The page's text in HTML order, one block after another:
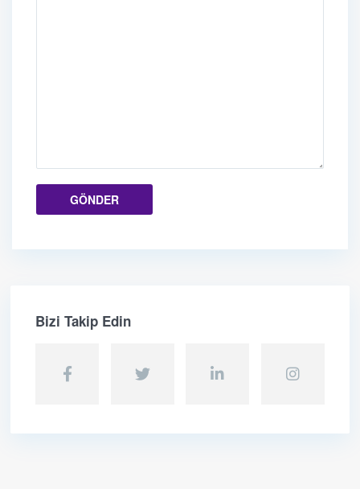
Bizi Takip Edin